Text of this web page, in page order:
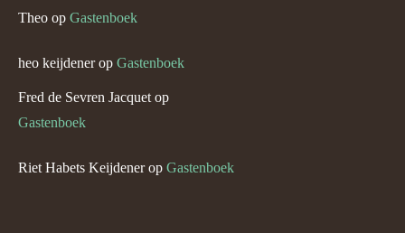
Theo op Gastenboek
heo keijdenerop Gastenboek
Fred de Sevren Jacquet op
Gastenboek
Riet Habets Keijdenerop Gastenboek